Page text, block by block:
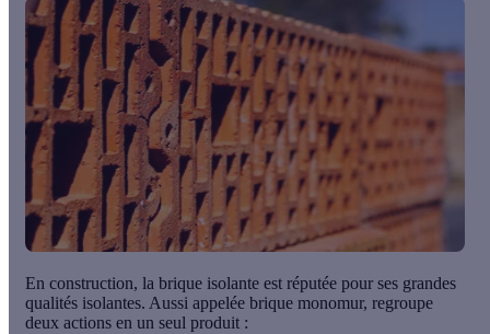
En construction, la brique isolante est réputée pour ses grandes
qualités isolantes. Aussi appelée brique monomur, regroupe
deux actions en un seul produit :